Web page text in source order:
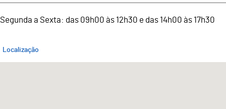
Segunda a Sexta: das 09h00 às 12h30 e das 14h00 às 17h30